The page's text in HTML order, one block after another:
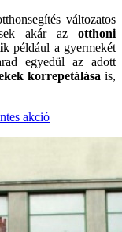
változatos
akár az otthoni
k például a gyermekét
egyedül az adott
korrepetálása is,
akció